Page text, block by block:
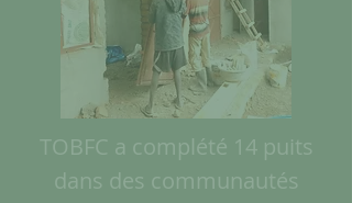
TOBFC a complété 14 puits
dans des communautés